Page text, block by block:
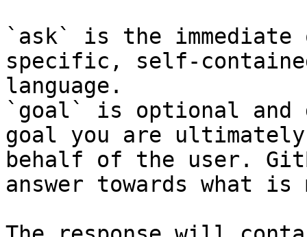
`ask` is the
specific, self-
language.
`goal` is optional and
goal you are
behalf of the user.
answer towards what